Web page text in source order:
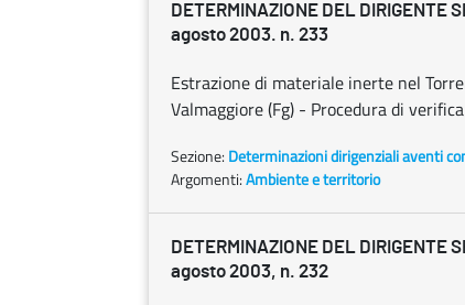
DETERMINAZIONE DEL DIRIGENTE
agosto 2003. n. 233
Estrazione di materiale inerte nel
Valmaggiore (Fg) - Procedura di
Sezione: Determinazioni dirigenziali aventi
Argomenti:Ambiente e territorio
DETERMINAZIONE DEL DIRIGENTE
agosto 2003, n. 232